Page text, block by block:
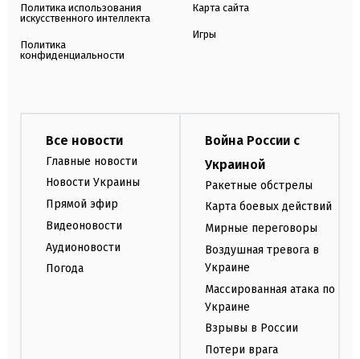
Политика использования
искусственного интеллекта
Политика
конфиденциальности
Карта сайта
Игры
Все новости
Главные новости
Новости Украины
Прямой эфир
Видеоновости
Аудионовости
Погода
Война России с
Украиной
Ракетные обстрелы
Карта боевых действий
Мирные переговоры
Воздушная тревога в
Украине
Массированная атака по
Украине
Взрывы в России
Потери врага